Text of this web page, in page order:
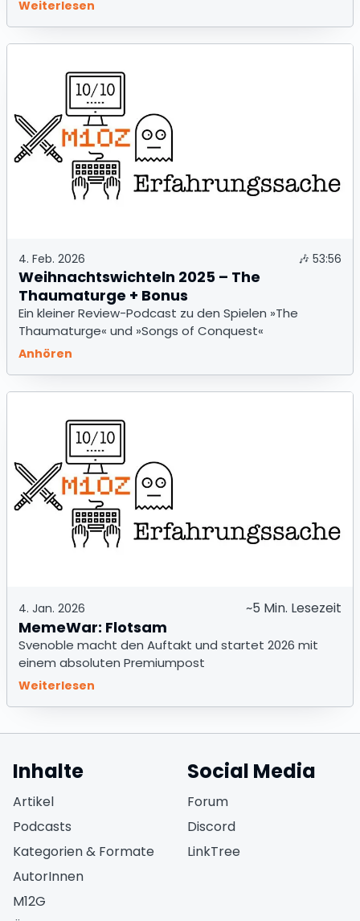
Weiterlesen
4. Feb. 2026 🎶 53:56
Weihnachtswichteln 2025 – The
Thaumaturge + Bonus
Ein kleiner Review-Podcast zu den Spielen »The
Thaumaturge« und »Songs of Conquest«
Anhören
4. Jan. 2026 ~5 Min. Lesezeit
MemeWar: Flotsam
Svenoble macht den Auftakt und startet 2026 mit
einem absoluten Premiumpost
Weiterlesen
Inhalte
Artikel
Podcasts
Kategorien & Formate
AutorInnen
M12G
Social Media
Forum(öffnet in neuem
Discord(öffnet in neuem
LinkTree(öffnet in neuem